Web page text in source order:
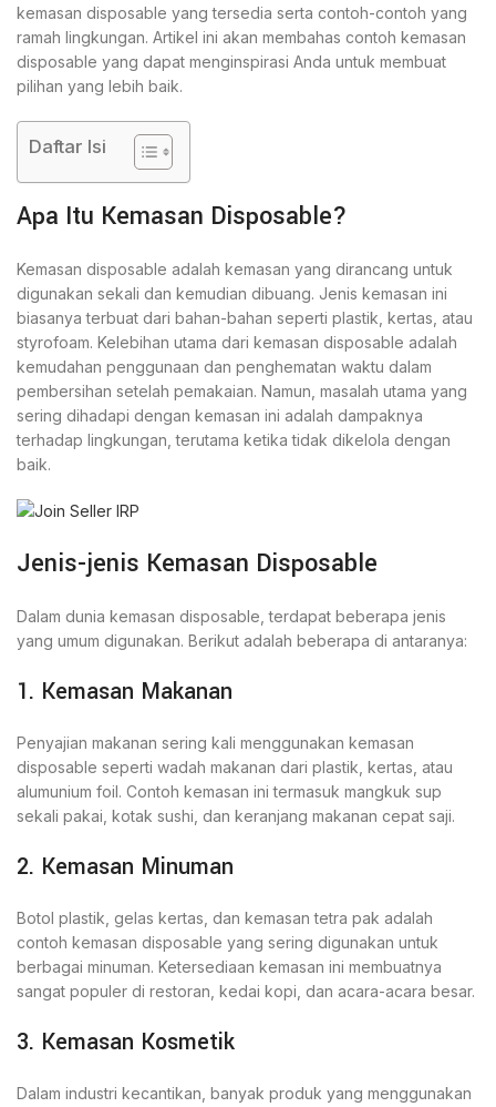
kemasan disposable yang tersedia serta contoh-contoh yang
ramah lingkungan. Artikel ini akan membahas contoh kemasan
disposable yang dapat menginspirasi Anda untuk membuat
pilihan yang lebih baik.
Daftar Isi
Apa Itu Kemasan Disposable?
Kemasan disposable adalah kemasan yang dirancang untuk
digunakan sekali dan kemudian dibuang. Jenis kemasan ini
biasanya terbuat dari bahan-bahan seperti plastik, kertas, atau
styrofoam. Kelebihan utama dari kemasan disposable adalah
kemudahan penggunaan dan penghematan waktu dalam
pembersihan setelah pemakaian. Namun, masalah utama yang
sering dihadapi dengan kemasan ini adalah dampaknya
terhadap lingkungan, terutama ketika tidak dikelola dengan
baik.
Jenis-jenis Kemasan Disposable
Dalam dunia kemasan disposable, terdapat beberapa jenis
yang umum digunakan. Berikut adalah beberapa di antaranya:
1. Kemasan Makanan
Penyajian makanan sering kali menggunakan kemasan
disposable seperti wadah makanan dari plastik, kertas, atau
alumunium foil. Contoh kemasan ini termasuk mangkuk sup
sekali pakai, kotak sushi, dan keranjang makanan cepat saji.
2. Kemasan Minuman
Botol plastik, gelas kertas, dan kemasan tetra pak adalah
contoh kemasan disposable yang sering digunakan untuk
berbagai minuman. Ketersediaan kemasan ini membuatnya
sangat populer di restoran, kedai kopi, dan acara-acara besar.
3. Kemasan Kosmetik
Dalam industri kecantikan, banyak produk yang menggunakan